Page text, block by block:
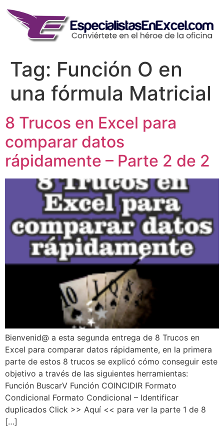
content
Tag: Función O en
una fórmula Matricial
8 Trucos en Excel para
comparar datos
rápidamente – Parte 2 de 2
Bienvenid@ a esta segunda entrega de 8 Trucos en
Excel para comparar datos rápidamente, en la primera
parte de estos 8 trucos se explicó cómo conseguir este
objetivo a través de las siguientes herramientas:
Función BuscarV Función COINCIDIR Formato
Condicional Formato Condicional – Identificar
duplicados Click >> Aquí << para ver la parte 1 de 8
[…]